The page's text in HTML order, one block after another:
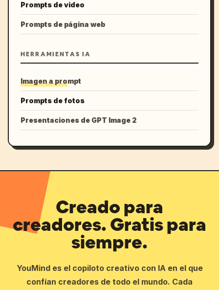
Prompts de video
Prompts de página web
HERRAMIENTAS IA
Imagen a prompt
Prompts de fotos
Presentaciones de GPT Image 2
Creado para
creadores. Gratis para
siempre.
YouMind es el copiloto creativo con IA en el que
confían creadores de todo el mundo. Cada